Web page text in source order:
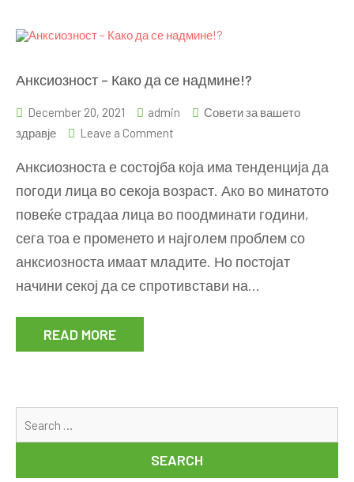
Анксиозност – Како да се надмине!?
December 20, 2021 admin
Совети за вашето
здравје
Leave a Comment
–
Како
да
се
надмине!?
Анксиозноста е состојба која има тенденција да
погоди лица во секоја возраст. Ако во минатото
повеќе страдаа лица во поодминати години,
сега тоа е променето и најголем проблем со
анксиозноста имаат младите. Но постојат
начини секој да се спротивстави на…
READ MORE